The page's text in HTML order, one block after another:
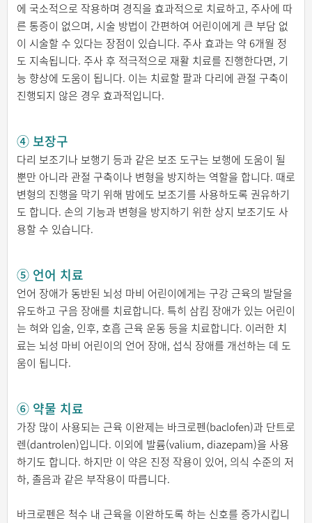
에 국소적으로 작용하며 경직을 효과적으로 치료하고, 주사에 따
른 통증이 없으며, 시술 방법이 간편하여 어린이에게 큰 부담 없
이 시술할 수 있다는 장점이 있습니다. 주사 효과는 약 6개월 정
도 지속됩니다. 주사 후 적극적으로 재활 치료를 진행한다면, 기
능 향상에 도움이 됩니다. 이는 치료할 팔과 다리에 관절 구축이
진행되지 않은 경우 효과적입니다.
④ 보장구
다리 보조기나 보행기 등과 같은 보조 도구는 보행에 도움이 될
뿐만 아니라 관절 구축이나 변형을 방지하는 역할을 합니다. 때로
변형의 진행을 막기 위해 밤에도 보조기를 사용하도록 권유하기
도 합니다. 손의 기능과 변형을 방지하기 위한 상지 보조기도 사
용할 수 있습니다.
⑤ 언어 치료
언어 장애가 동반된 뇌성 마비 어린이에게는 구강 근육의 발달을
유도하고 구음 장애를 치료합니다. 특히 삼킴 장애가 있는 어린이
는 혀와 입술, 인후, 호흡 근육 운동 등을 치료합니다. 이러한 치
료는 뇌성 마비 어린이의 언어 장애, 섭식 장애를 개선하는 데 도
움이 됩니다.
⑥ 약물 치료
가장 많이 사용되는 근육 이완제는 바크로펜(baclofen)과 단트로
렌(dantrolen)입니다. 이외에 발륨(valium, diazepam)을 사용
하기도 합니다. 하지만 이 약은 진정 작용이 있어, 의식 수준의 저
하, 졸음과 같은 부작용이 따릅니다.
바크로펜은 척수 내 근육을 이완하도록 하는 신호를 증가시킵니